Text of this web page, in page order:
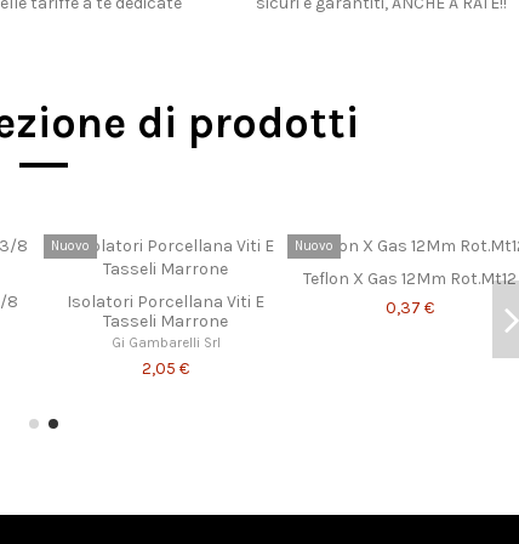
di prodotti
8
Nuovo
Isolatori Porcellana Viti E
Tasseli Marrone
Gi Gambarelli Srl
2,05 €
Nuovo
Teflon X Gas 12Mm Rot.Mt12
0,37 €